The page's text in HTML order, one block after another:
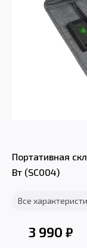
Портативная
Вт (SC004)
Все
3 990 ₽